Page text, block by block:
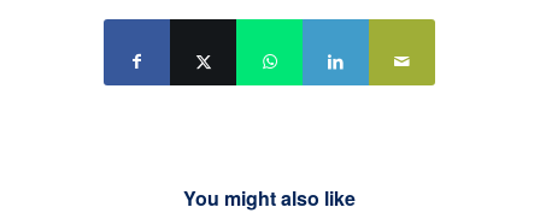
You might also like